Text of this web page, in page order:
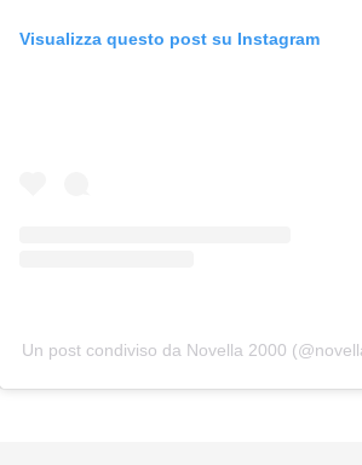
Visualizza questo post su Instagram
Un post condiviso da Novella 2000